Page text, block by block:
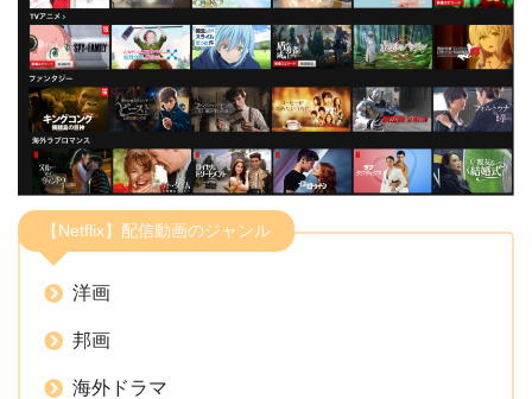
【Netflix】配信動画のジャンル
洋画
邦画
海外ドラマ